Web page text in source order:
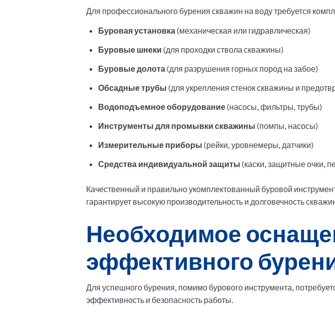
Для профессионального бурения скважин на воду требуется
Буровая установка(механическая или гидравлическая)
Буровые шнеки (для проходки ствола скважины)
Буровые долота(для разрушения горных пород на забое)
Обсадные трубы (для укрепления стенок скважины и
Водоподъемное оборудование(насосы, фильтры, трубы)
Инструменты для промывки скважины (помпы, насосы)
Измерительные приборы (рейки, уровнемеры, датчики)
Средства индивидуальной защиты (каски, защитные очки,
Качественный и правильно укомплектованный буровой
гарантирует высокую производительность и долговечность
Необходимое
эффективного
Для успешного бурения, помимо бурового инструмента,
эффективность и безопасность работы.